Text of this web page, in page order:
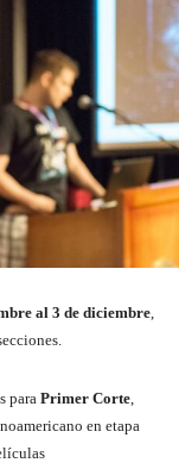
al 3 de diciembre,
para Primer Corte,
en etapa